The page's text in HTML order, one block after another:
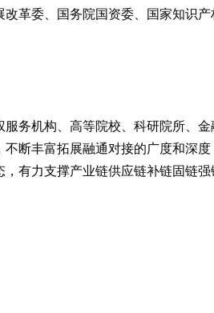
革委、国务院国资委、国家知识
务机构、高等院校、科研院所、
断丰富拓展融通对接的广度和深
有力支撑产业链供应链补链固链强